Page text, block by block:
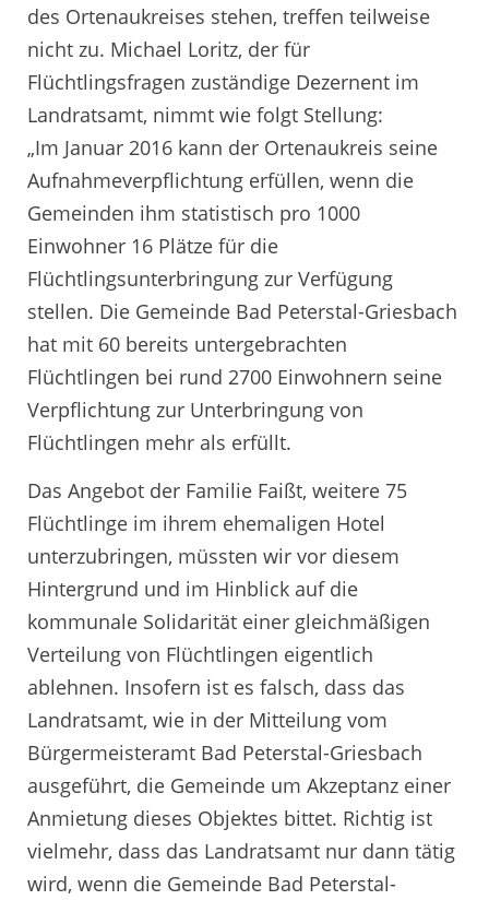
des Ortenaukreises stehen, treffen teilweise
nicht zu. Michael Loritz, der für
Flüchtlingsfragen zuständige Dezernent im
Landratsamt, nimmt wie folgt Stellung:
„Im Januar 2016 kann der Ortenaukreis seine
Aufnahmeverpflichtung erfüllen, wenn die
Gemeinden ihm statistisch pro 1000
Einwohner 16 Plätze für die
Flüchtlingsunterbringung zur Verfügung
stellen. Die Gemeinde Bad Peterstal-Griesbach
hat mit 60 bereits untergebrachten
Flüchtlingen bei rund 2700 Einwohnern seine
Verpflichtung zur Unterbringung von
Flüchtlingen mehr als erfüllt.
Das Angebot der Familie Faißt, weitere 75
Flüchtlinge im ihrem ehemaligen Hotel
unterzubringen, müssten wir vor diesem
Hintergrund und im Hinblick auf die
kommunale Solidarität einer gleichmäßigen
Verteilung von Flüchtlingen eigentlich
ablehnen. Insofern ist es falsch, dass das
Landratsamt, wie in der Mitteilung vom
Bürgermeisteramt Bad Peterstal-Griesbach
ausgeführt, die Gemeinde um Akzeptanz einer
Anmietung dieses Objektes bittet. Richtig ist
vielmehr, dass das Landratsamt nur dann tätig
wird, wenn die Gemeinde Bad Peterstal-